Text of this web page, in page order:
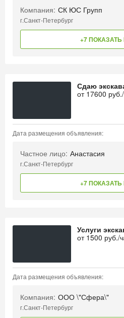
Компания: СК ЮС Групп
г.Санкт-Петербург
+7
Сдаю
от 17600
Дата размещения объявления:
Частное лицо: Анастасия
г.Санкт-Петербург
+7
Услуги
от 1500 руб./
Дата размещения объявления:
Компания: ООО \"Сфера\"
г.Санкт-Петербург